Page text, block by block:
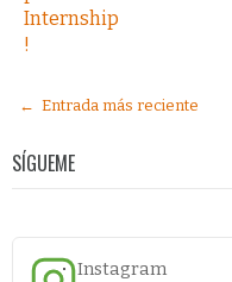
Internship
!
← Entrada más reciente
SÍGUEME
Instagram